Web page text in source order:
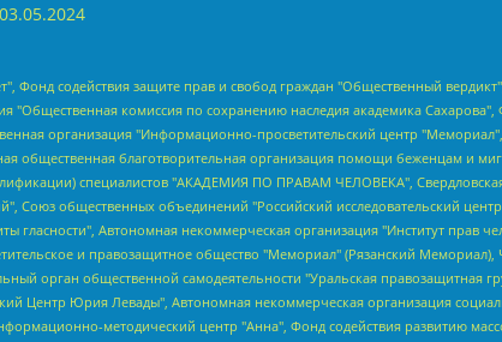
03.05.2024
10.06.2014), Некоммерческая организация "Фонд по борьбе с коррупцией", Автономная некоммерческая организация "Институт права и публичной политики", Баданин Роман Сергеевич, Гликин Максим Александрович, Железнова Мария Михайловна, Лукьянова Юлия Сергеевна, Маетная Елизавета Витальевна, Маняхин Петр Борисович, Чуракова Ольга Владимировна, Ярош Юлия Петровна, Юридическое лицо "The Insider SIA", зарегистрированное в Риге, Латвийская Республика (дата регистрации 26.06.2015), являющееся администратором доменного имени интернет-издания "The Insider SIA", https://theins.ru, Постернак Алексей Евгеньевич, Рубин Михаил Аркадьевич, Анин Роман Александрович, Юридическое лицо Istories fonds, зарегистрированное в Латвийской Республике (регистрационный номер 50008295751, дата регистрации 24.02.2020), Великовский Дмитрий Александрович, Долинина Ирина Николаевна, Мароховская Алеся Алексеевна, Шлейнов Роман Юрьевич, Шмагун Олеся Валентиновна, Общество с ограниченной ответственностью "Альтаир 2021", Общество с ограниченной ответственностью "Вега 2021", Общество с ограниченной ответственностью "Главный редактор 2021", Общество с ограниченной ответственностью "Ромашки монолит", Важенков Артем Валерьевич, Ивановская областная общественная организация "Центр гендерных исследований", Гурман Юрий Альбертович, Медиапроект "ОВД-Инфо", Егоров Владимир Владимирович, Жилинский Владимир Александрович, Общество с ограниченной ответственностью "ЗП", Иванова София Юрьевна, Карезина Инна Павловна, Кильтау Екатерина Викторовна, Петров Алексей Викторович, Пискунов Сергей Евгеньевич, Смирнов Сергей Сергеевич, Тихонов Михаил Сергеевич, Общество с ограниченной ответственностью "ЖУРНАЛИСТ-ИНОСТРАННЫЙ АГЕНТ", Арапова Галина Юрьевна, Вольтская Татьяна Анатольевна, Американская компания "Mason G.E.S. Anonymous Foundation" (США), являющаяся владельцем интернет-издания https://mnews.world/, Компания "Stichting Bellingcat", зарегистрированная в Нидерландах (дата регистрации 11.07.2018), Захаров Андрей Вячеславович, Клепиковская Екатерина Дмитриевна, Общество с ограниченной ответственностью "МЕМО", Перл Роман Александрович, Симонов Евгений Алексеевич, Соловьева Елена Анатольевна, Сотников Даниил Владимирович, Сурначева Елизавета Дмитриевна, Автономная некоммерческая организация по защите прав человека и информированию населения "Якутия – Наше Мнение", Общество с ограниченной ответственностью "Москоу диджитал медиа", с 26.01.2023 Общество с ограниченной ответственностью "Чайка Белые сады", Ветошкина Валерия Валерьевна, Заговора Максим Александрович, Межрегиональное общественное движение "Российская ЛГБТ - сеть", Оленичев Максим Владимирович, Павлов Иван Юрьевич, Скворцова Елена Сергеевна, Общество с ограниченной ответственностью "Как бы инагент", Кочетков Игорь Викторович, Общество с ограниченной ответственностью "Честные выборы", Еланчик Олег Александрович, Общество с ограниченной ответственностью "Нобелевский призыв", Гималова Регина Эмилевна, Григорьев Андрей Валерьевич, Григорьева Алина Александровна, Ассоциация по содействию защите прав призывников, альтернативнослужащих и военнослужащих "Правозащитная группа